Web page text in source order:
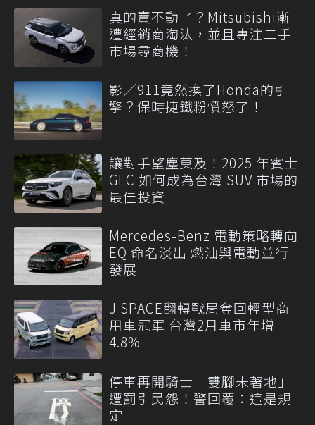
真的賣不動了？Mitsubishi漸
遭經銷商淘汰，並且專注二手
市場尋商機！
影／911竟然換了Honda的引
擎？保時捷鐵粉憤怒了！
讓對手望塵莫及！2025 年賓士
GLC 如何成為台灣 SUV 市場的
最佳投資
Mercedes-Benz 電動策略轉向
EQ 命名淡出 燃油與電動並行
發展
J SPACE翻轉戰局奪回輕型商
用車冠軍 台灣2月車市年增
4.8%
停車再開騎士「雙腳未著地」
遭罰引民怨！警回覆：這是規
定